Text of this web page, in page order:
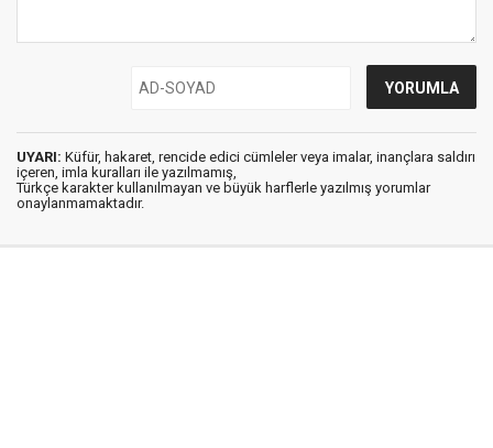
UYARI: Küfür, hakaret, rencide edici cümleler veya imalar, inançlara saldırı
içeren, imla kuralları ile yazılmamış,
Türkçe karakter kullanılmayan ve büyük harflerle yazılmış yorumlar
onaylanmamaktadır.